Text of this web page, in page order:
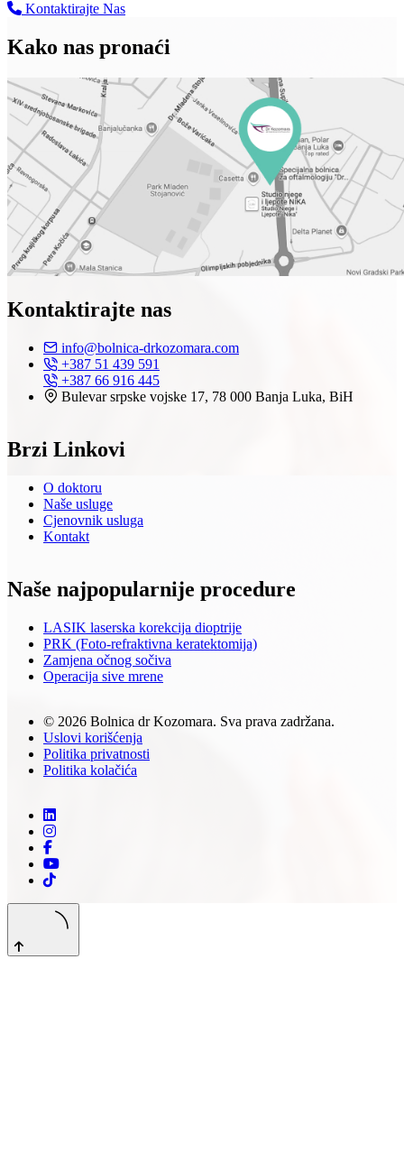
Kontaktirajte Nas
Kako nas pronaći
Kontaktirajte nas
info@bolnica-drkozomara.com
+387 51 439 591
+387 66 916 445
Bulevar srpske vojske 17, 78 000 Banja Luka, BiH
Brzi Linkovi
O doktoru
Naše usluge
Cjenovnik usluga
Kontakt
Naše najpopularnije procedure
LASIK laserska korekcija dioptrije
PRK (Foto-refraktivna keratektomija)
Zamjena očnog sočiva
Operacija sive mrene
© 2026 Bolnica dr Kozomara. Sva prava zadržana.
Uslovi korišćenja
Politika privatnosti
Politika kolačića